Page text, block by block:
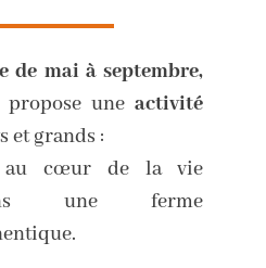
de mai à septembre,
propose uneactivité
et grands :
au cœur de la vie
une ferme